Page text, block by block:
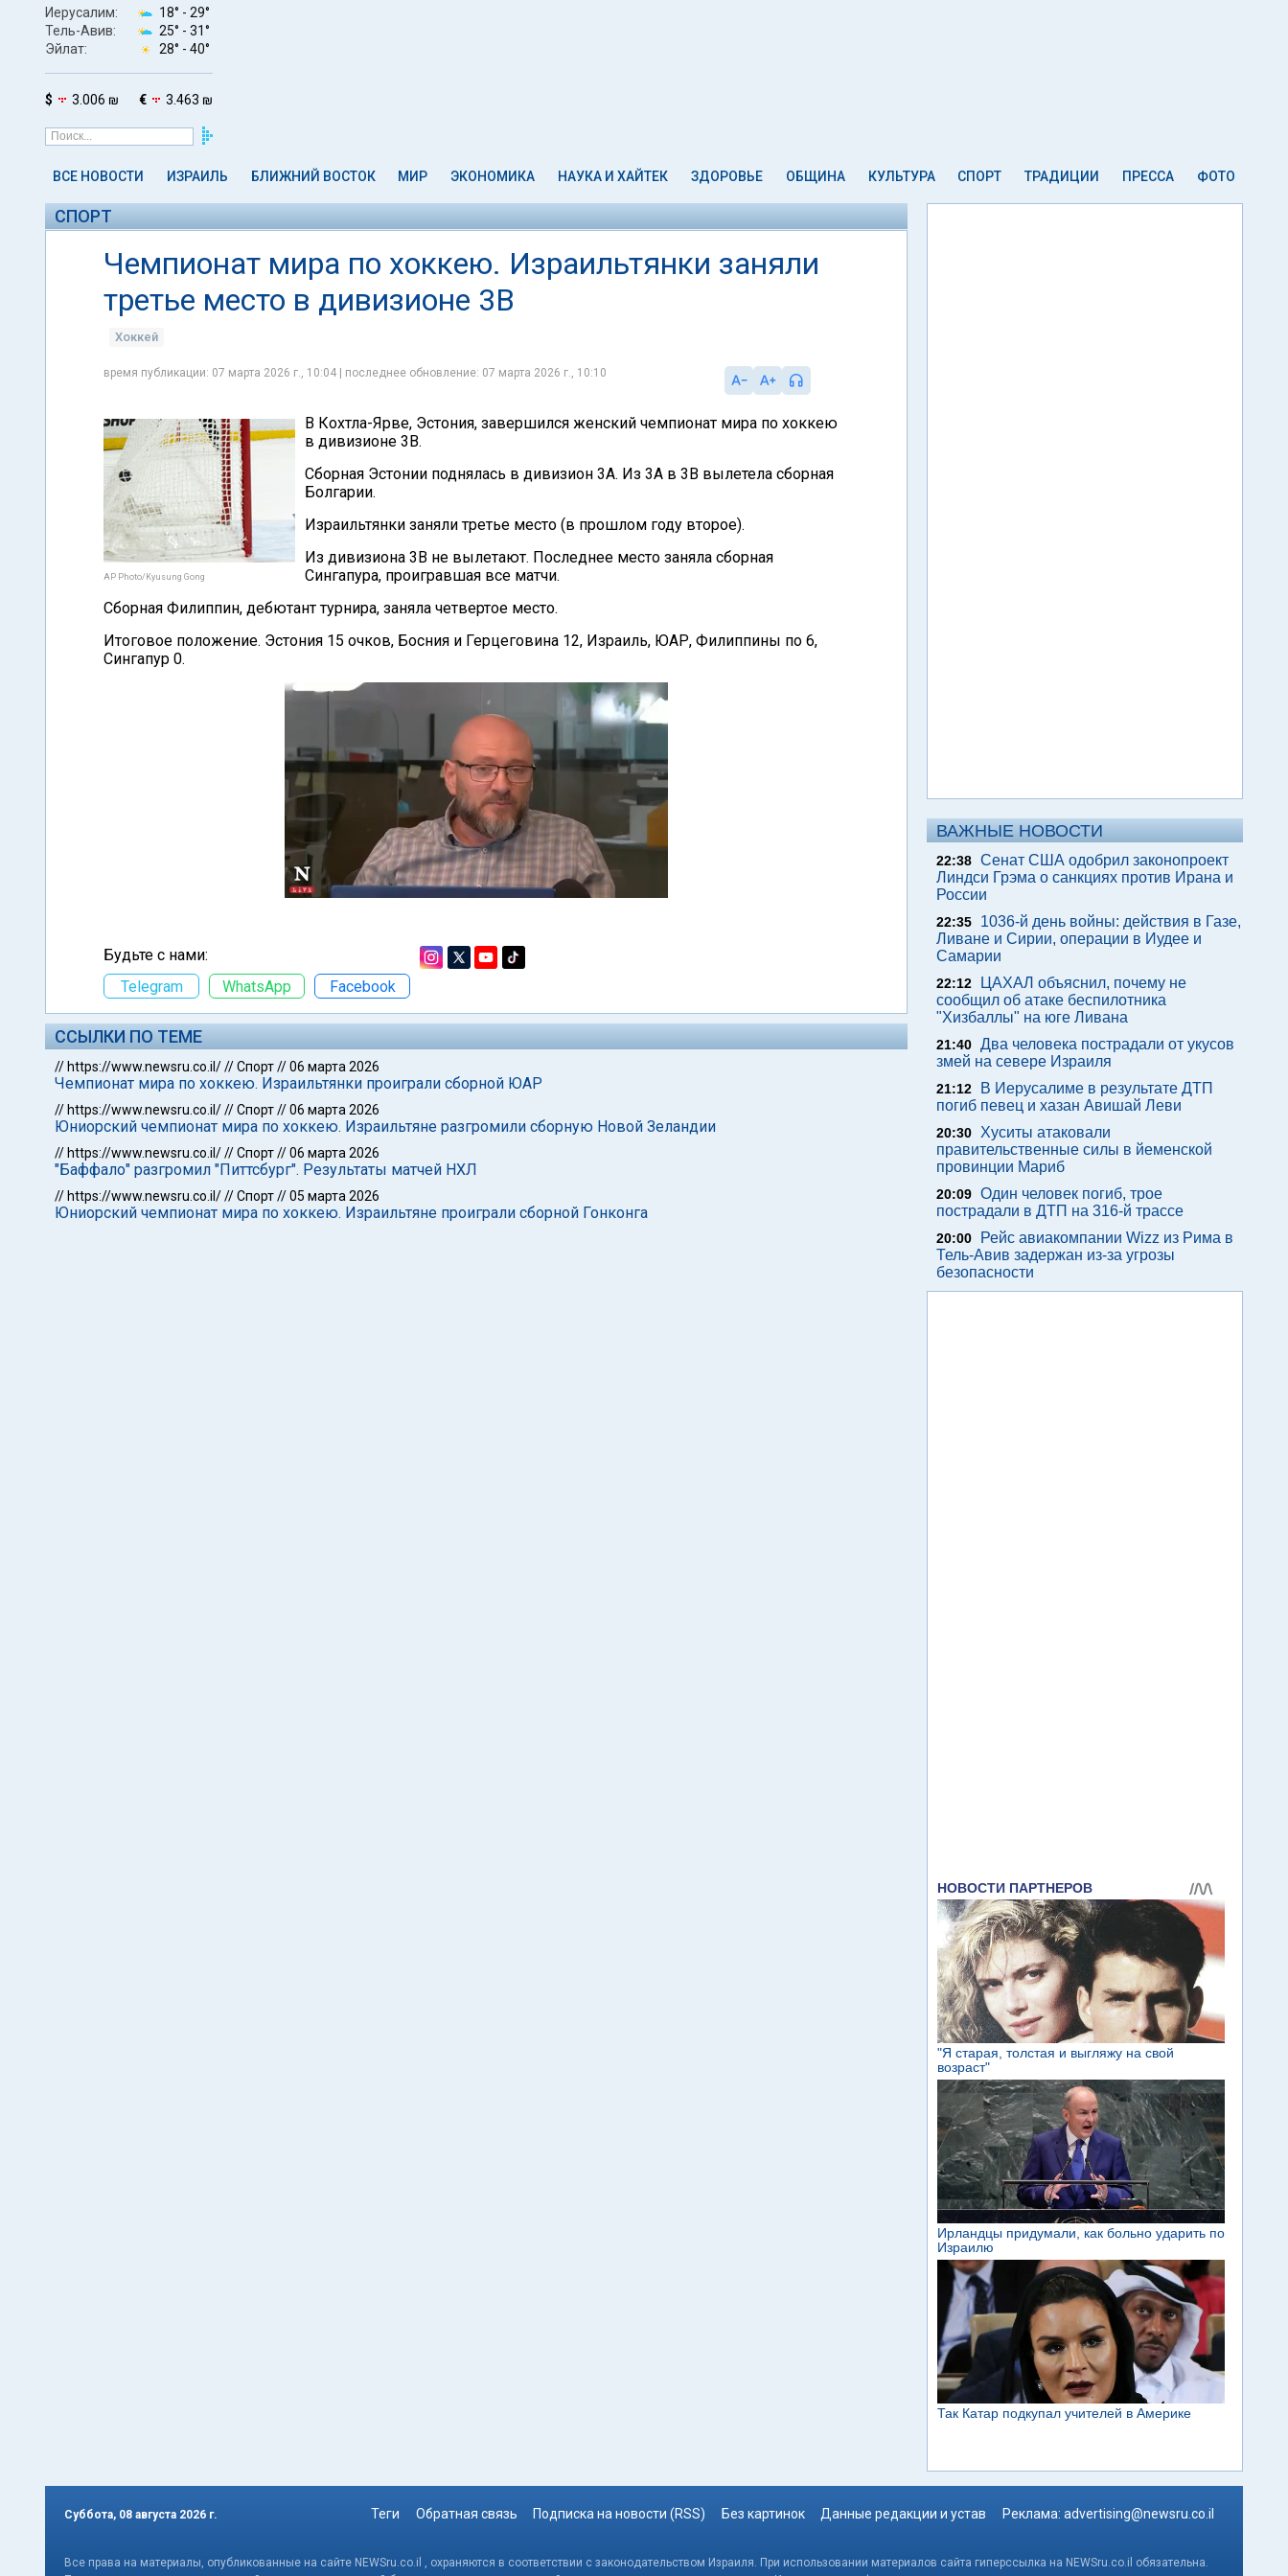
Иерусалим: 18° - 29°
Тель-Авив:
25° - 31°
Эйлат:
28° - 40°
$ 3.006 ₪ € 3.463 ₪
ВСЕ НОВОСТИ ИЗРАИЛЬ БЛИЖНИЙ ВОСТОК МИР ЭКОНОМИКА НАУКА И ХАЙТЕК ЗДОРОВЬЕ ОБЩИНА КУЛЬТУРА СПОРТ ТРАДИЦИИ ПРЕССА ФОТО
СПОРТ
Чемпионат мира по хоккею. Израильтянки заняли
третье место в дивизионе 3В
Хоккей
время публикации: 07 марта 2026 г., 10:04 | последнее обновление: 07 марта 2026 г., 10:10
AP Photo/Kyusung Gong
В Кохтла-Ярве, Эстония, завершился женский чемпионат мира по хоккею
в дивизионе 3В.
Сборная Эстонии поднялась в дивизион 3А. Из 3А в 3В вылетела сборная
Болгарии.
Израильтянки заняли третье место (в прошлом году второе).
Из дивизиона 3В не вылетают. Последнее место заняла сборная
Сингапура, проигравшая все матчи.
Сборная Филиппин, дебютант турнира, заняла четвертое место.
Итоговое положение. Эстония 15 очков, Босния и Герцеговина 12, Израиль, ЮАР, Филиппины по 6,
Сингапур 0.
Будьте с нами:
Telegram
WhatsApp Facebook
ССЫЛКИ ПО ТЕМЕ
// https://www.newsru.co.il///Спорт//06 марта 2026
Чемпионат мира по хоккею. Израильтянки проиграли сборной ЮАР
// https://www.newsru.co.il///Спорт//06 марта 2026
Юниорский чемпионат мира по хоккею. Израильтяне разгромили сборную Новой Зеландии
// https://www.newsru.co.il///Спорт//06 марта 2026
"Баффало" разгромил "Питтсбург". Результаты матчей НХЛ
// https://www.newsru.co.il///Спорт//05 марта 2026
Юниорский чемпионат мира по хоккею. Израильтяне проиграли сборной Гонконга
ВАЖНЫЕ НОВОСТИ
22:38 Сенат США одобрил законопроект
Линдси Грэма о санкциях против Ирана и
России
22:35
1036-й день войны: действия в Газе,
Ливане и Сирии, операции в Иудее и
Самарии
22:12
ЦАХАЛ объяснил, почему не
сообщил об атаке беспилотника
"Хизбаллы" на юге Ливана
21:40 Два человека пострадали от укусов
змей на севере Израиля
21:12
В Иерусалиме в результате ДТП
погиб певец и хазан Авишай Леви
20:30
Хуситы атаковали
правительственные силы в йеменской
провинции Мариб
20:09 Один человек погиб, трое
пострадали в ДТП на 316-й трассе
20:00
Рейс авиакомпании Wizz из Рима в
Тель-Авив задержан из-за угрозы
безопасности
Суббота, 08 августа 2026 г. Теги Обратная связь Подписка на новости (RSS) Без картинок Данные редакции и устав Реклама: advertising@newsru.co.il
Все права на материалы, опубликованные на сайте NEWSru.co.il , охраняются в соответствии с законодательством Израиля. При использовании материалов сайта гиперссылка на NEWSru.co.il обязательна.